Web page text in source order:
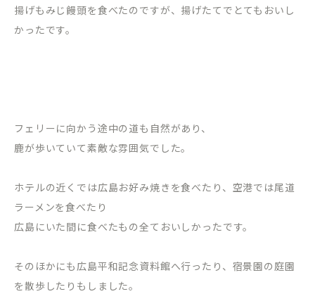
揚げもみじ饅頭を食べたのですが、揚げたてでとてもおいし
かったです。
フェリーに向かう途中の道も自然があり、
鹿が歩いていて素敵な雰囲気でした。
ホテルの近くでは広島お好み焼きを食べたり、空港では尾道
ラーメンを食べたり
広島にいた間に食べたもの全ておいしかったです。
そのほかにも広島平和記念資料館へ行ったり、宿景園の庭園
を散歩したりもしました。